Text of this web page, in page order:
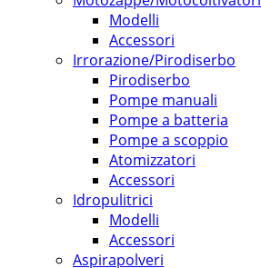
Modelli
Accessori
Irrorazione/Pirodiserbo
Pirodiserbo
Pompe manuali
Pompe a batteria
Pompe a scoppio
Atomizzatori
Accessori
Idropulitrici
Modelli
Accessori
Aspirapolveri